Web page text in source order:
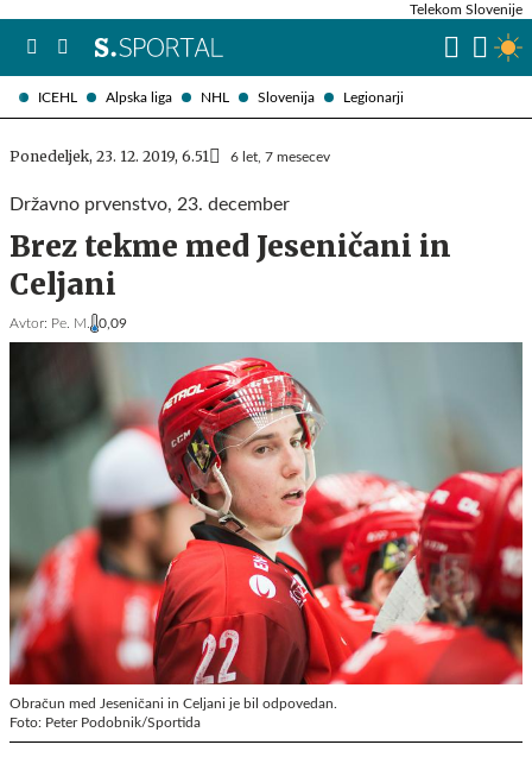
ICEHL Alpska liga NHL Slovenija Legionarji
Telekom Slovenije
Ponedeljek, 23. 12. 2019, 6.51 6 let, 7 mesecev
Državno prvenstvo, 23. december
Brez tekme med Jeseničani in
Celjani
Avtor: Pe. M. 0,09
Obračun med Jeseničani in Celjani je bil odpovedan.
Foto: Peter Podobnik/Sportida